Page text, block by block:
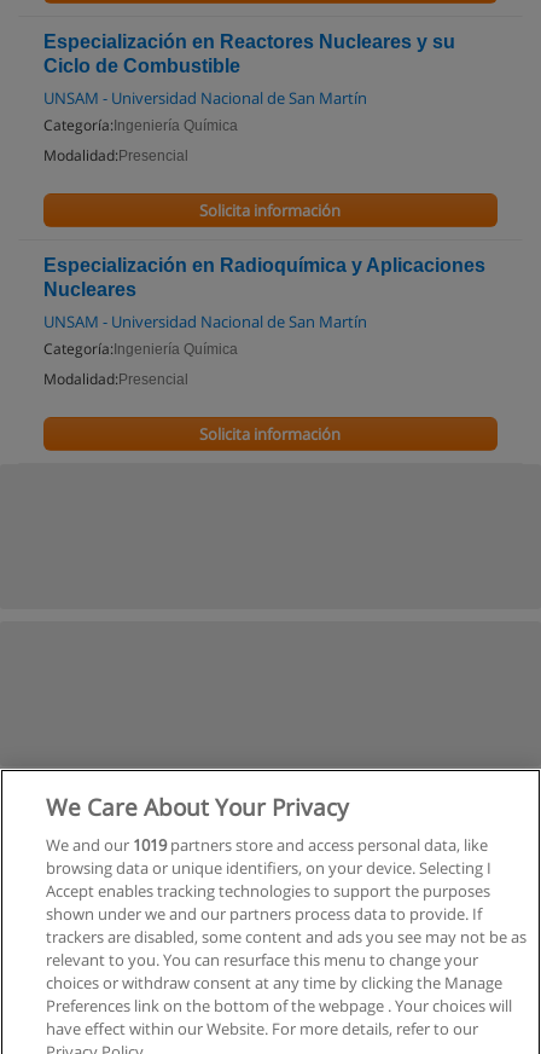
Especialización en Reactores Nucleares y su
Ciclo de Combustible
UNSAM - Universidad Nacional de San Martín
Categoría: Ingeniería Química
Modalidad: Presencial
Solicita información
Especialización en Radioquímica y Aplicaciones
Nucleares
UNSAM - Universidad Nacional de San Martín
Categoría: Ingeniería Química
Modalidad: Presencial
Solicita información
Anterior
Siguiente
Página10de 56
We Care About Your Privacy
We and our 1019partners store and access personal data, like
browsing data or unique identifiers, on your device. Selecting I
Accept enables tracking technologies to support the purposes
shown under we and our partners process data to provide. If
trackers are disabled, some content and ads you see may not be as
relevant to you. You can resurface this menu to change your
choices or withdraw consent at any time by clicking the Manage
Preferences link on the bottom of the webpage . Your choices will
have effect within our Website. For more details, refer to our